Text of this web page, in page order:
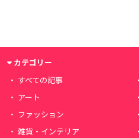
カテゴリー
すべての記事
アート
ファッション
雑貨・インテリア